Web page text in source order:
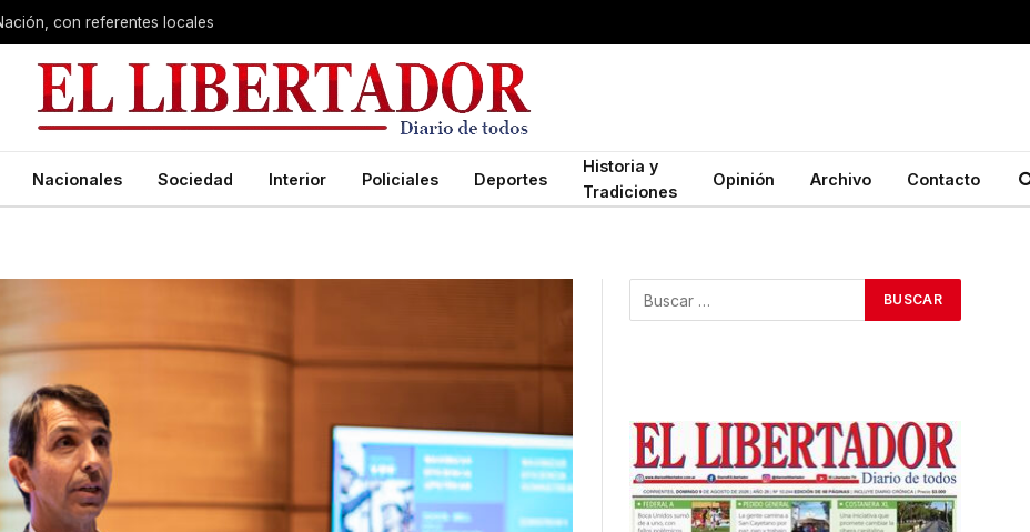
con referentes locales
Nacionales Sociedad Interior Policiales Deportes
Historia y
Tradiciones
Opinión Archivo Contacto